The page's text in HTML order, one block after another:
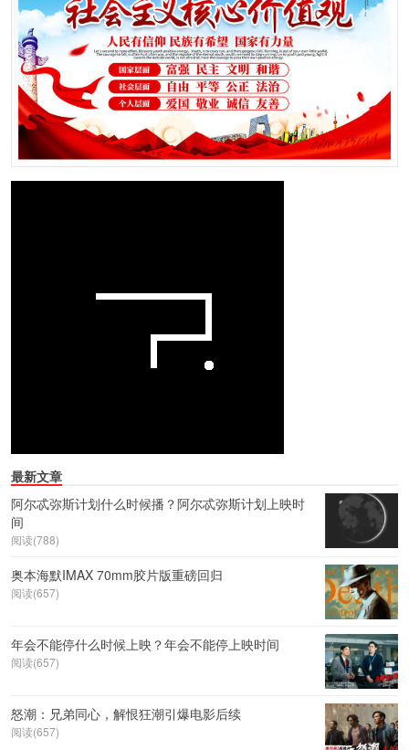
最新文章
阿尔忒弥斯计划什么时候播？阿尔忒弥斯计划上映时
间
阅读(788)
奥本海默IMAX 70mm胶片版重磅回归
阅读(657)
年会不能停什么时候上映？年会不能停上映时间
阅读(657)
怒潮：兄弟同心，解恨狂潮引爆电影后续
阅读(657)